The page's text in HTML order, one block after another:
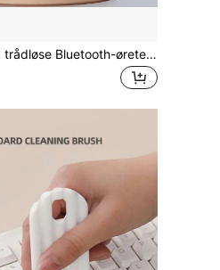
Nye TWS trådløse Bluetooth-øretelefoner, 5.3 Bluetooth-protokol, In-Ear, lang batterilevetid, gaming-øretelefoner, TWS løbeøretelefoner, kompatibel med smartphones